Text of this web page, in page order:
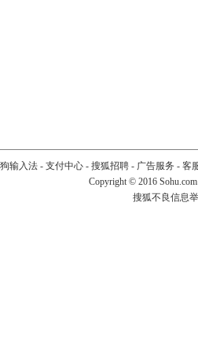
输入法- 支付中心- 搜狐招聘- 广告服务 - 客
Copyright © 2016
搜狐不良信息